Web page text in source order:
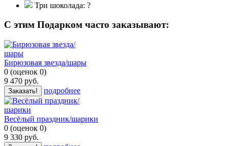
Три шоколада: ?
C этим Подарком часто заказывают:
Бирюзовая звезда/шары
0 (оценок 0)
9 470 руб.
Заказать! подробнее
Весёлый праздник/шарики
0 (оценок 0)
9 330 руб.